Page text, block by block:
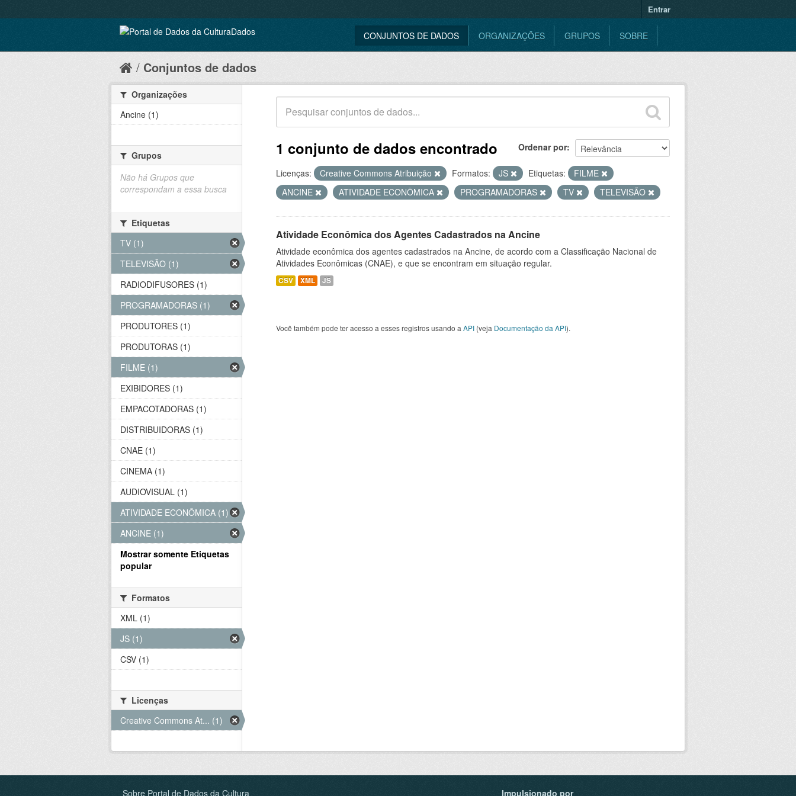
Entrar
CONJUNTOS DE DADOS ORGANIZAÇÕES GRUPOS SOBRE
Conjuntos de dados
Ordenar por
1 conjunto de dados encontrado
Licenças: Creative Commons Atribuição Formatos: JS Etiquetas:
FILME
ANCINE
ATIVIDADE ECONÔMICA PROGRAMADORAS TV TELEVISÃO
Atividade Econômica dos Agentes Cadastrados na Ancine
Atividade econômica dos agentes cadastrados na Ancine, de acordo com a Classificação Nacional de
Atividades Econômicas (CNAE), e que se encontram em situação regular.
CSV XML JS
Você também pode ter acesso a esses registros usando a API (veja Documentação da API).
Organizações
Ancine (1)
Grupos
Não há Grupos que
correspondam a essa busca
Etiquetas
TV (1)
TELEVISÃO (1)
RADIODIFUSORES (1)
PROGRAMADORAS (1)
PRODUTORES (1)
PRODUTORAS (1)
FILME (1)
EXIBIDORES (1)
EMPACOTADORAS (1)
DISTRIBUIDORAS (1)
CNAE (1)
CINEMA (1)
AUDIOVISUAL (1)
ATIVIDADE ECONÔMICA (1)
ANCINE (1)
Mostrar somente Etiquetas
popular
Formatos
XML (1)
JS (1)
CSV (1)
Licenças
Creative Commons At... (1)
Sobre Portal de Dados da Cultura Impulsionado por